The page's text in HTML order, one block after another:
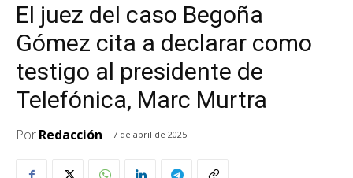
El juez del caso Begoña
Gómez cita a declarar como
testigo al presidente de
Telefónica, Marc Murtra
PorRedacción 7 de abril de 2025